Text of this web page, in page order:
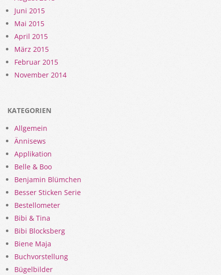
Juni 2015
Mai 2015
April 2015
März 2015
Februar 2015
November 2014
KATEGORIEN
Allgemein
Ännisews
Applikation
Belle & Boo
Benjamin Blümchen
Besser Sticken Serie
Bestellometer
Bibi & Tina
Bibi Blocksberg
Biene Maja
Buchvorstellung
Bügelbilder